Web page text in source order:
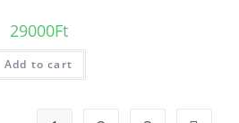
29000Ft
Add to cart